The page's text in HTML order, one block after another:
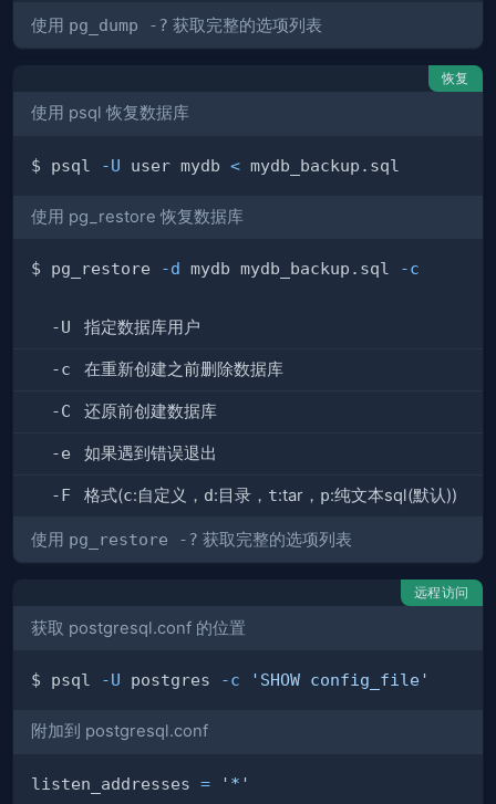
使用 pg_dump -? 获取完整的选项列表
恢复
使用 psql 恢复数据库
$ psql -U user mydb <
使用 pg_restore 恢复数据库
$ pg_restore -d mydb mydb_backup.sql -c
-U 指定数据库用户
-c 在重新创建之前删除数据库
-C 还原前创建数据库
-e 如果遇到错误退出
-F 格式(c:自定义， d:目录， t:tar， p:纯文本sql(默认))
使用 pg_restore -? 获取完整的选项列表
远程访问
获取 postgresql.conf 的位置
$ psql -U postgres -c 'SHOW config_file'
附加到 postgresql.conf
listen_addresses = '*'